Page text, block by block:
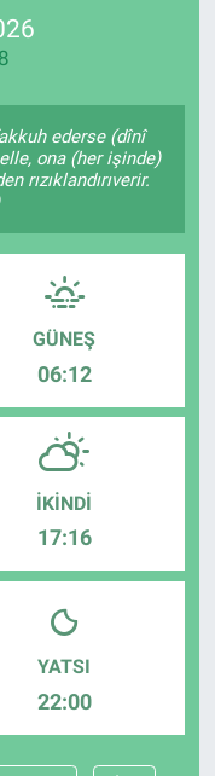
ederse (dînî
ona (her işinde)
rızıklandırıverir.
GÜNEŞ
06:12
İKINDI
17:16
YATSI
22:00